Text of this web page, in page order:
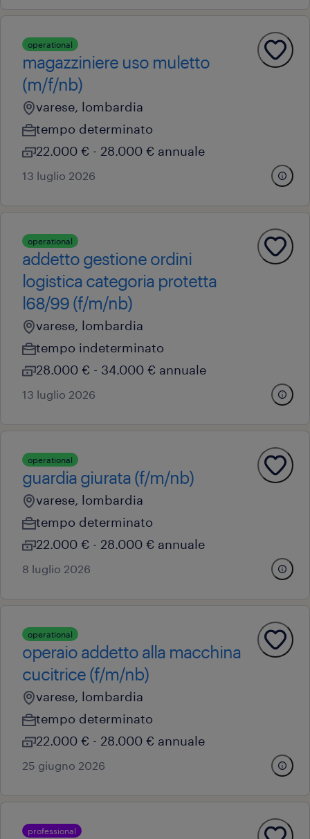
operational
magazziniere uso muletto
(m/f/nb)
varese, lombardia
tempo determinato
22.000 € - 28.000 € annuale
13 luglio 2026
operational
addetto gestione ordini
logistica categoria protetta
l68/99 (f/m/nb)
varese, lombardia
tempo indeterminato
28.000 € - 34.000 € annuale
13 luglio 2026
operational
guardia giurata (f/m/nb)
varese, lombardia
tempo determinato
22.000 € - 28.000 € annuale
8 luglio 2026
operational
operaio addetto alla macchina
cucitrice (f/m/nb)
varese, lombardia
tempo determinato
22.000 € - 28.000 € annuale
25 giugno 2026
professional